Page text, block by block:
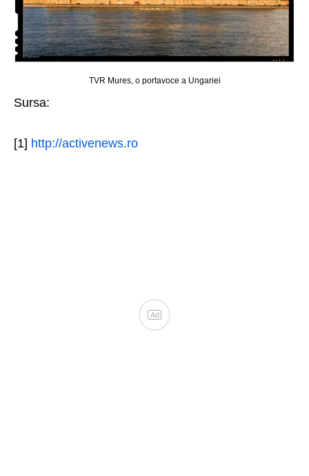
TVR Mures, o portavoce a Ungariei
Sursa:
[1] http://activenews.ro